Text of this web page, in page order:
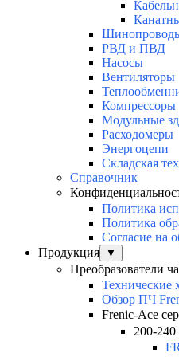
РВД и ПВД
Насосы
Вентиляторы
Компрессоры
Модульные
Расходомеры
Энергоцепи
Складская
Справочник
Политика
Политика
Согласие на
Продукция
▼
Преобразователи
Технические
Обзор ПЧ
Frenic-Ace
200-